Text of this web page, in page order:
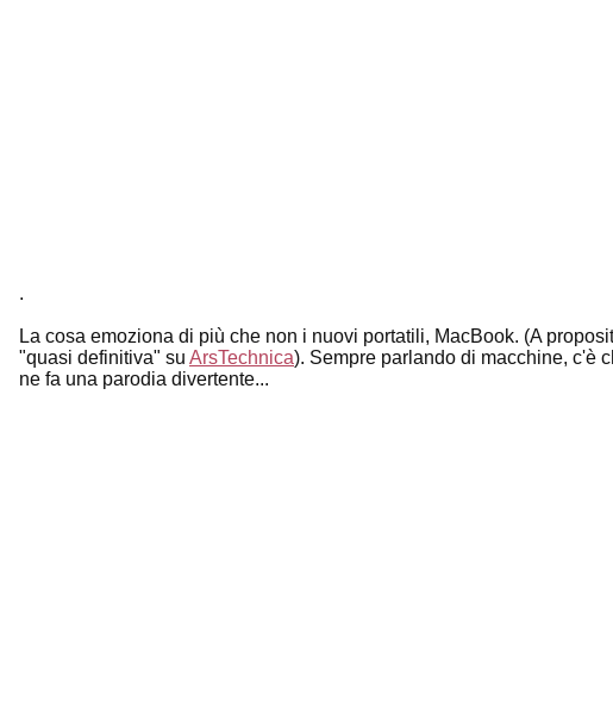
.
La cosa emoziona di più che non i nuovi portatili, MacBook. (A
"quasi definitiva" su ArsTechnica). Sempre parlando di macchine, c'è
ne fa una parodia divertente...